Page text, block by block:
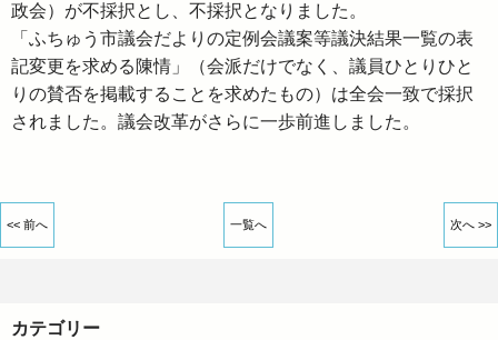
政会）が不採択とし、不採択となりました。
「ふちゅう市議会だよりの定例会議案等議決結果一覧の表
記変更を求める陳情」（会派だけでなく、議員ひとりひと
りの賛否を掲載することを求めたもの）は全会一致で採択
されました。議会改革がさらに一歩前進しました。
<< 前へ 一覧へ 次へ >>
カテゴリー